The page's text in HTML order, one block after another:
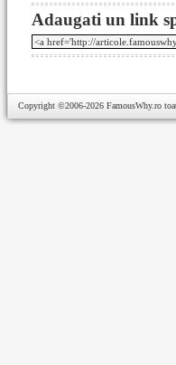
Adaugati un link
Copyright ©2006-2026 FamousWhy.ro